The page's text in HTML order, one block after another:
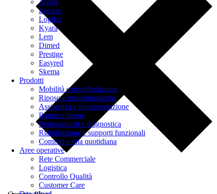
Ardea
Levitas
Logiko
Kyara
Lem
Dimed
Prestige
Easyred
Skema
Prodotti
Mobilità e deambulazione
Riposo e posizionamento
Assistenza e movimentazione
Bagno e igiene
Professionisti e diagnostica
Riabilitazione e supporti funzionali
Comfort e vita quotidiana
Aree operative
Rete Commerciale
Logistica
Controllo Qualità
Customer Care